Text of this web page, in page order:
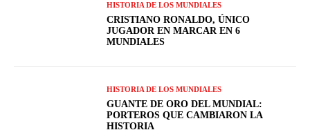
HISTORIA DE LOS MUNDIALES
CRISTIANO RONALDO, ÚNICO
JUGADOR EN MARCAR EN 6
MUNDIALES
HISTORIA DE LOS MUNDIALES
GUANTE DE ORO DEL MUNDIAL:
PORTEROS QUE CAMBIARON LA
HISTORIA